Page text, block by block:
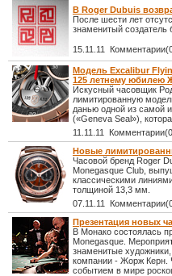
В Roger Dubuis
После шести лет
знаменитый
15.11.11
Модель Excalibur
125 летнему юбилею
Искусный часовщик
лимитированную
данью одной из самой
(«Geneva Seal»),
11.11.11
Новые
Часовой бренд Roger
Monegasque Club,
классическими
толщиной 13,3 мм.
07.11.11
Презентация новых
В Монако состоялась
Monegasque.
знаменитые
компании - Жорж Керн.
событием в мире